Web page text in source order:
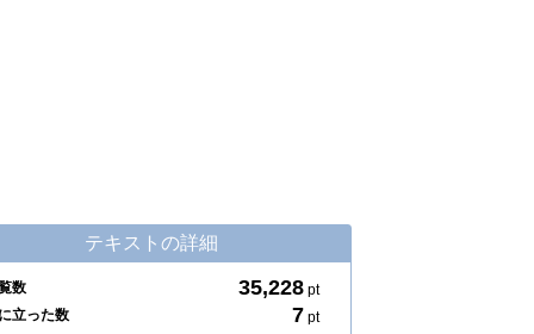
テキストの詳細
数 35,228 pt
立った数
7 pt